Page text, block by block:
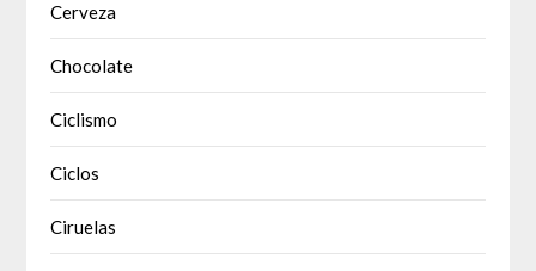
Cerveza
Chocolate
Ciclismo
Ciclos
Ciruelas